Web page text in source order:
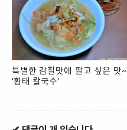
특별한 감칠맛에 팔고 싶은 맛~
'황태 칼국수'